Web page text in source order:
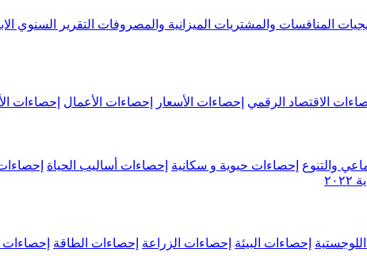
المنافسات والمشتريات الميزانية والمصروفات التقرير السنوي
الاقتصاد الرقمي إحصاءات الأسعار إحصاءات الأعمال إحصاءات
والتنوع إحصاءات حيوية و سكانية إحصاءات أساليب الحياة
إحصاءات البيئة إحصاءات الزراعة إحصاءات الطاقة إحصاءات